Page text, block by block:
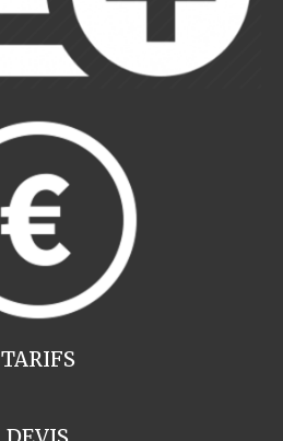
TARIFS